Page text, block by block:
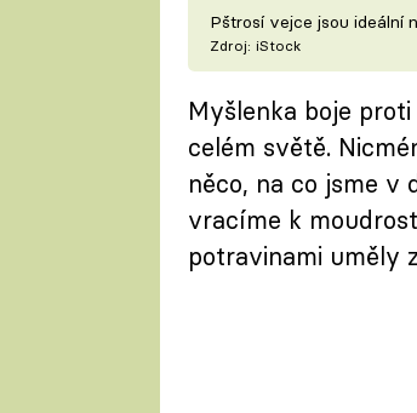
Pštrosí vejce jsou ideální
Zdroj: iStock
Myšlenka boje
celém světě.
něco, na co jsme v
vracíme k
potravinami uměly